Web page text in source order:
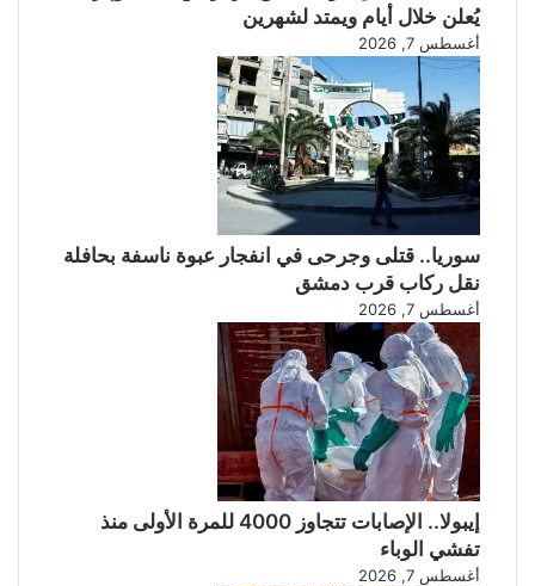
ج
و
د
ن
ا
!
يُعلن خلال أيام ويمتد لشهرين
أغسطس 7, 2026
سوريا.. قتلى وجرحى في انفجار عبوة ناسفة بحافلة
نقل ركاب قرب دمشق
أغسطس 7, 2026
إيبولا.. الإصابات تتجاوز 4000 للمرة الأولى منذ
تفشي الوباء
أغسطس 7, 2026